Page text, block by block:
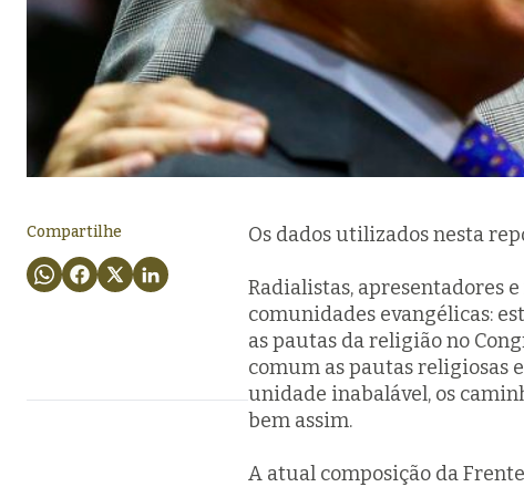
Compartilhe Os dados utilizados nesta
Radialistas, apresentadores
comunidades evangélicas:
as pautas da religião no
comum as pautas religiosas
unidade inabalável, os
bem assim.
A atual composição da